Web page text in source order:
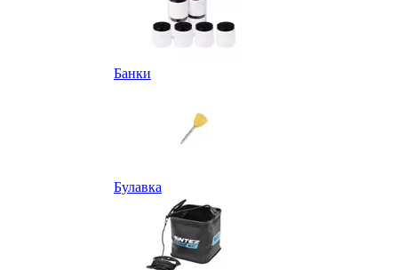
Банки
Булавка